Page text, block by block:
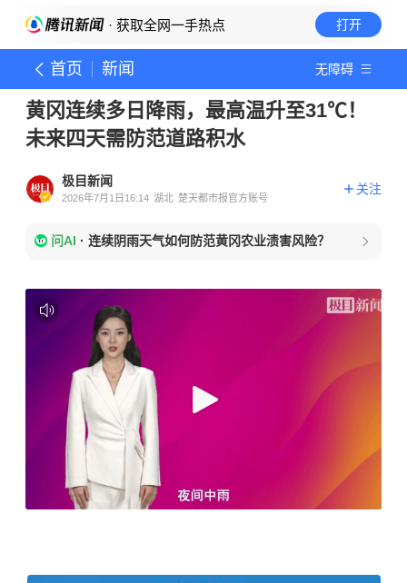
· 获取全网一手热点 打开
首页 新闻 无障碍
黄冈连续多日降雨，最高温升至31℃！
未来四天需防范道路积水
极目新闻
2026年7月1日16:14 湖北 楚天都市报官方账号
关注
问AI · 连续阴雨天气如何防范黄冈农业渍害风险？